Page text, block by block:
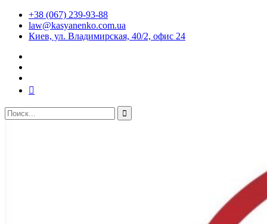
+38 (067) 239-93-88
law@kasyanenko.com.ua
Киев, ул. Владимирская, 40/2, офис 24